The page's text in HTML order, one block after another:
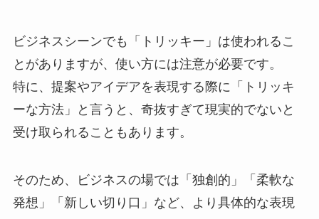
ビジネスシーンでも「トリッキー」は使われるこ
とがありますが、使い方には注意が必要です。
特に、提案やアイデアを表現する際に「トリッキ
ーな方法」と言うと、奇抜すぎて現実的でないと
受け取られることもあります。
そのため、ビジネスの場では「独創的」「柔軟な
発想」「新しい切り口」など、より具体的な表現